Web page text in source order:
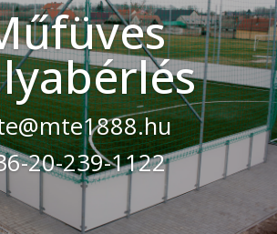
20-239-1122